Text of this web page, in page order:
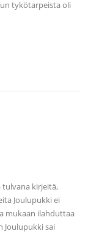
tykötarpeista oli
kirjeitä,
Joulupukki ei
mukaan ilahduttaa
Joulupukki sai